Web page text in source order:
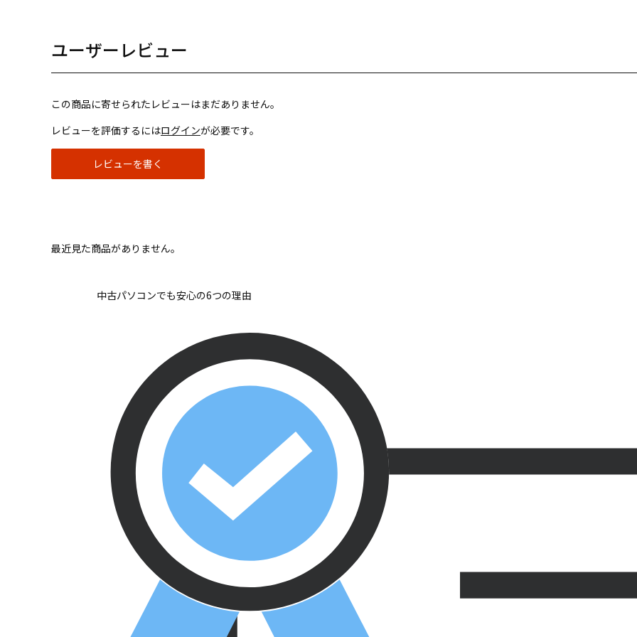
ユーザーレビュー
この商品に寄せられたレビューはまだありません。
レビューを評価するにはログインが必要です。
レビューを書く
最近見た商品がありません。
中古パソコンでも安心の6つの理由